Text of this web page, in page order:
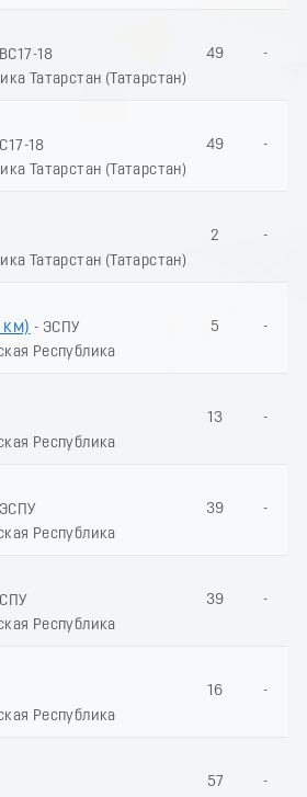
18
Татарстан (Татарстан)
49 -
18
Татарстан (Татарстан)
49 -
Татарстан (Татарстан)
2 -
км) - ЭСПУ
Республика
5 -
Республика
13 -
Республика
39 -
Республика
39 -
Республика
16 -
57 -